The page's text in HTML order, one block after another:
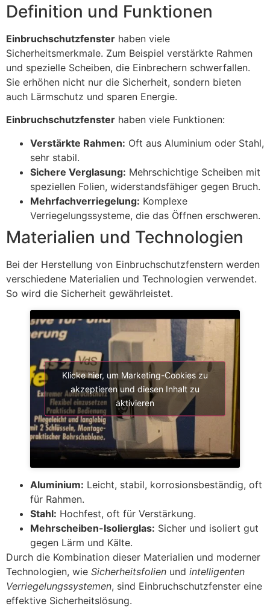
Definition und Funktionen
Einbruchschutzfenster haben viele
Sicherheitsmerkmale. Zum Beispiel verstärkte Rahmen
und spezielle Scheiben, die Einbrechern schwerfallen.
Sie erhöhen nicht nur die Sicherheit, sondern bieten
auch Lärmschutz und sparen Energie.
Einbruchschutzfenster haben viele Funktionen:
Verstärkte Rahmen: Oft aus Aluminium oder Stahl,
sehr stabil.
Sichere Verglasung: Mehrschichtige Scheiben mit
speziellen Folien, widerstandsfähiger gegen Bruch.
Mehrfachverriegelung: Komplexe
Verriegelungssysteme, die das Öffnen erschweren.
Materialien und Technologien
Bei der Herstellung von Einbruchschutzfenstern werden
verschiedene Materialien und Technologien verwendet.
So wird die Sicherheit gewährleistet.
Klicke hier, um Marketing-Cookies zu
akzeptieren und diesen Inhalt zu
aktivieren
Aluminium: Leicht, stabil, korrosionsbeständig, oft
für Rahmen.
Stahl: Hochfest, oft für Verstärkung.
Mehrscheiben-Isolierglas: Sicher und isoliert gut
gegen Lärm und Kälte.
Durch die Kombination dieser Materialien und moderner
Technologien, wie Sicherheitsfolien und intelligenten
Verriegelungssystemen, sind Einbruchschutzfenster eine
effektive Sicherheitslösung.